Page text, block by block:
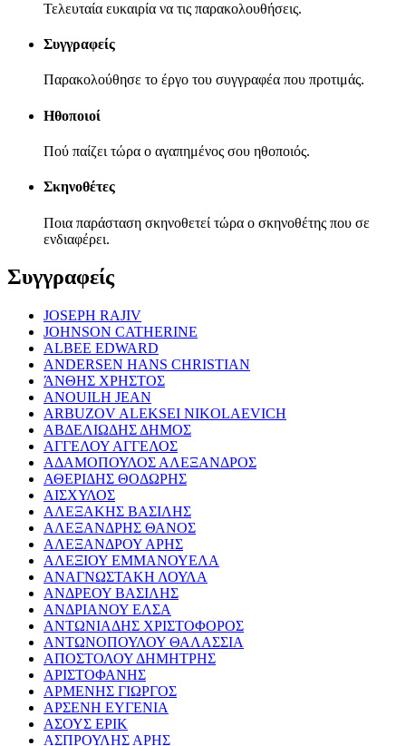
Τελευταία ευκαιρία να τις παρακολουθήσεις.
Συγγραφείς
Παρακολούθησε το έργο του συγγραφέα που προτιμάς.
Ηθοποιοί
Πού παίζει τώρα ο αγαπημένος σου ηθοποιός.
Σκηνοθέτες
Ποια παράσταση σκηνοθετεί τώρα ο σκηνοθέτης που σε
ενδιαφέρει.
Συγγραφείς
JOSEPH RAJIV
JOHNSON CATHERINE
ALBEE EDWARD
ANDERSEN HANS CHRISTIAN
ΆΝΘΗΣ ΧΡΗΣΤΟΣ
ANOUILH JEAN
ARBUZOV ALEKSEI NIKOLAEVICH
ΑΒΔΕΛΙΩΔΗΣ ΔΗΜΟΣ
ΑΓΓΕΛΟΥ ΑΓΓΕΛΟΣ
ΑΔΑΜΟΠΟΥΛΟΣ ΑΛΕΞΑΝΔΡΟΣ
ΑΘΕΡΙΔΗΣ ΘΟΔΩΡΗΣ
ΑΙΣΧΥΛΟΣ
ΑΛΕΞΑΚΗΣ ΒΑΣΙΛΗΣ
ΑΛΕΞΑΝΔΡΗΣ ΘΑΝΟΣ
ΑΛΕΞΑΝΔΡΟΥ ΑΡΗΣ
ΑΛΕΞΙΟΥ ΕΜΜΑΝΟΥΕΛΑ
ΑΝΑΓΝΩΣΤΑΚΗ ΛΟΥΛΑ
ΑΝΔΡΕΟΥ ΒΑΣΙΛΗΣ
ΑΝΔΡΙΑΝΟΥ ΕΛΣΑ
ΑΝΤΩΝΙΑΔΗΣ ΧΡΙΣΤΟΦΟΡΟΣ
ΑΝΤΩΝΟΠΟΥΛΟΥ ΘΑΛΑΣΣΙΑ
ΑΠΟΣΤΟΛΟΥ ΔΗΜΗΤΡΗΣ
ΑΡΙΣΤΟΦΑΝΗΣ
ΑΡΜΕΝΗΣ ΓΙΩΡΓΟΣ
ΑΡΣΕΝΗ ΕΥΓΕΝΙΑ
ΑΣΟΥΣ ΕΡΙΚ
ΑΣΠΡΟΥΛΗΣ ΑΡΗΣ